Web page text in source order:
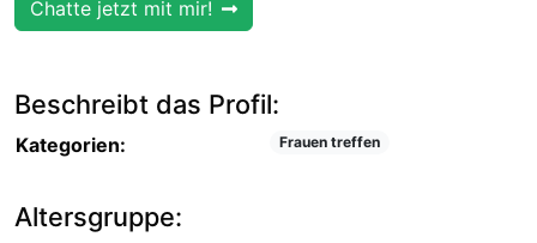
Chatte jetzt mit mir!
Beschreibt das Profil:
Kategorien: Frauen treffen
Altersgruppe: